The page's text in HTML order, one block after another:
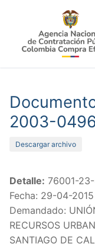
contenido
2003-
Descargar archivo
Detalle: 76001-
Fecha: 29-04-
Demandado:
RECURSOS
SANTIAGO DE